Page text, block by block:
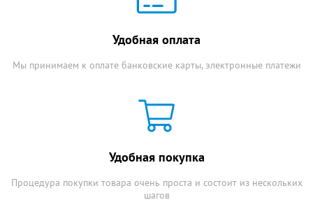
Удобная оплата
Мы принимаем к оплате банковские карты, электронные платежи
Удобная покупка
Процедура покупки товара очень проста и состоит из нескольких
шагов